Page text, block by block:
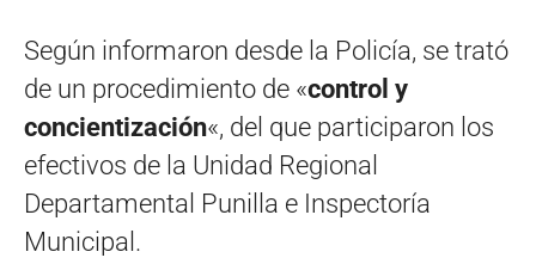
Según informaron desde la Policía, se trató
de un procedimiento de «control y
concientización«, del que participaron los
efectivos de la Unidad Regional
Departamental Punilla e Inspectoría
Municipal.